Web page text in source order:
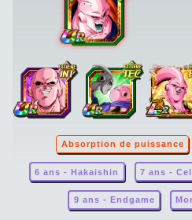
Absorption de puissance
6 ans - Hakaishin 7 ans -
9 ans - Endgame